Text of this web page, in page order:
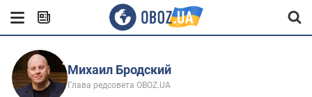
Михаил Бродский
Глава редсовета OBOZ.UA